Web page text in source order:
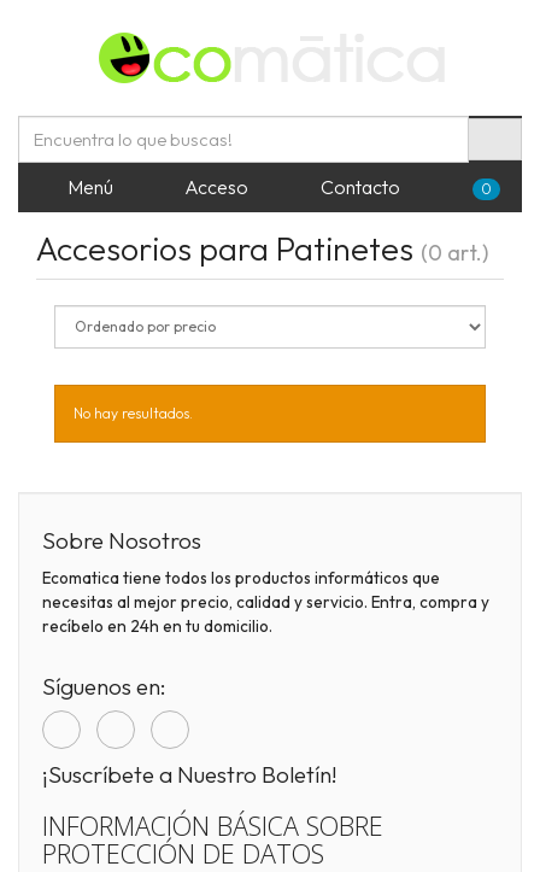
Menú Acceso Contacto 0
Accesorios para Patinetes (0 art.)
No hay resultados.
Sobre Nosotros
Ecomatica tiene todos los productos informáticos que
necesitas al mejor precio, calidad y servicio. Entra, compra y
recíbelo en 24h en tu domicilio.
Síguenos en:
¡Suscríbete a Nuestro Boletín!
INFORMACIÓN BÁSICA SOBRE
PROTECCIÓN DE DATOS